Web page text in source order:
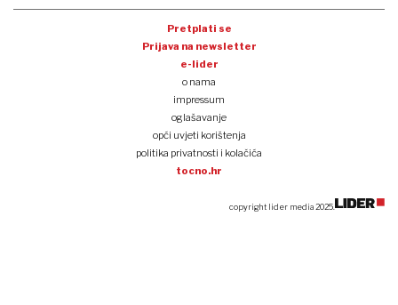
Pretplati se
Prijava na newsletter
e-lider
o nama
impressum
oglašavanje
opći uvjeti korištenja
politika privatnosti i kolačića
tocno.hr
copyright lider media 2025.